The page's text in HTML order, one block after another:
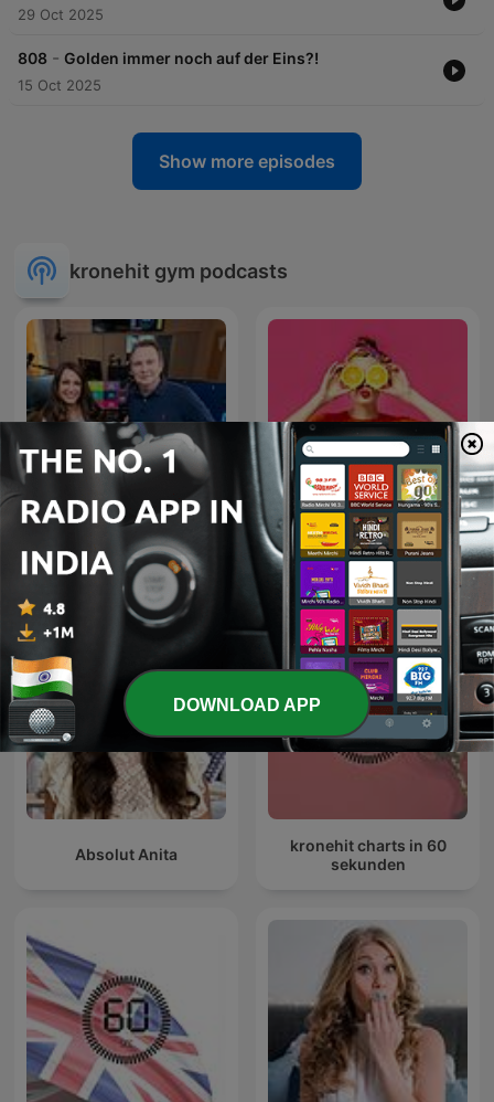
29 Oct 2025
808 - Golden immer noch auf der Eins?!
15 Oct 2025
Show more episodes
kronehit gym podcasts
Mach mich munter
Morgen Bonus-Track
Fresh Update
Absolut Anita
kronehit charts in 60
sekunden
DOWNLOAD APP